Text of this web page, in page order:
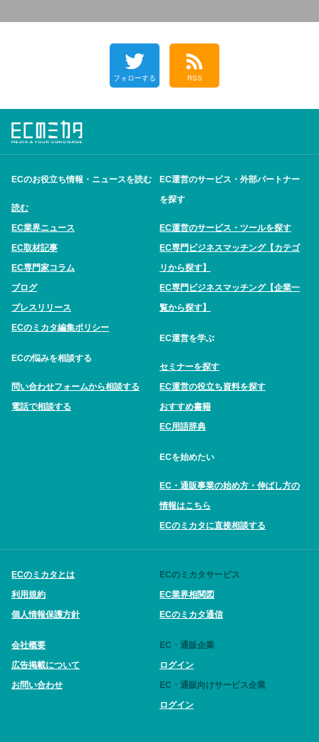
フォローする RSS
ECのお役立ち情報・ニュースを読む
読む
EC業界ニュース
EC取材記事
EC専門家コラム
ブログ
プレスリリース
ECのミカタ編集ポリシー
ECの悩みを相談する
問い合わせフォームから相談する
電話で相談する
EC運営のサービス・外部パートナー
を探す
EC運営のサービス・ツールを探す
EC専門ビジネスマッチング【カテゴ
リから探す】
EC専門ビジネスマッチング【企業一
覧から探す】
EC運営を学ぶ
セミナーを探す
EC運営の役立ち資料を探す
おすすめ書籍
EC用語辞典
ECを始めたい
EC・通販事業の始め方・伸ばし方の
情報はこちら
ECのミカタに直接相談する
ECのミカタとは
利用規約
個人情報保護方針
会社概要
広告掲載について
お問い合わせ
ECのミカタサービス
EC業界相関図
ECのミカタ通信
EC・通販企業
ログイン
EC・通販向けサービス企業
ログイン